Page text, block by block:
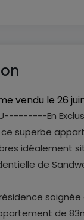
vendu le 26
En
superbe
idéalement
de
de